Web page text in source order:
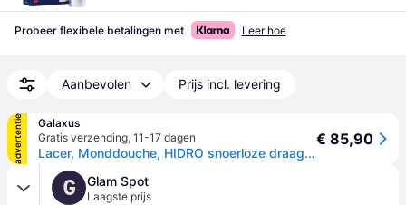
Probeer flexibele betalingen met Leer hoe
Aanbevolen Prijs incl. levering
advertentie
Galaxus
Gratis verzending, 11-17 dagen
Lacer, Monddouche, HIDRO snoerloze draagbare mondspuit met snelle en effectieve interdentale reiniging 4 Cleanin
€ 85,90
G Glam Spot
Laagste prijs